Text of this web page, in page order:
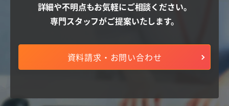
詳細や不明点もお気軽にご相談ください。
専門スタッフがご提案いたします。
資料請求・お問い合わせ